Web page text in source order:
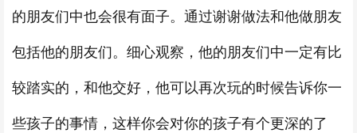
的朋友们中也会很有面子。通过谢谢做法和他做朋友
包括他的朋友们。细心观察，他的朋友们中一定有比
较踏实的，和他交好，他可以再次玩的时候告诉你一
些孩子的事情，这样你会对你的孩子有个更深的了